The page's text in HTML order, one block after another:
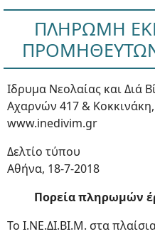
ΠΛΗΡΩΜΗ
Ιδρυμα Νεολαίας και Διά
Αχαρνών 417 &
www.inedivim.gr
Δελτίο τύπου
Αθήνα, 18-7-2018
Πορεία πληρωμών
Το Ι.ΝΕ.ΔΙ.ΒΙ.Μ. στα